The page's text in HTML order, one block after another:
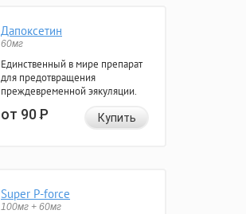
Дапоксетин
60мг
Единственный в мире препарат
для предотвращения
преждевременной эякуляции.
от 90Р Купить
Super P-force
100мг + 60мг